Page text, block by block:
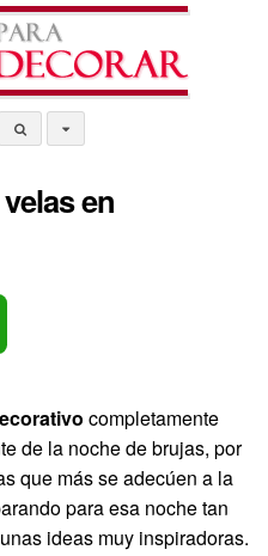
en
completamente
de la noche de brujas, por
que más se adecúen a la
para esa noche tan
ideas muy inspiradoras.